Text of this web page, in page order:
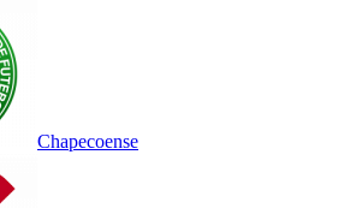
Chapecoense